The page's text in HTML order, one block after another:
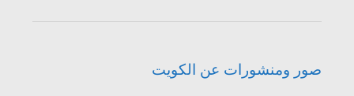
صور ومنشورات عن الكويت